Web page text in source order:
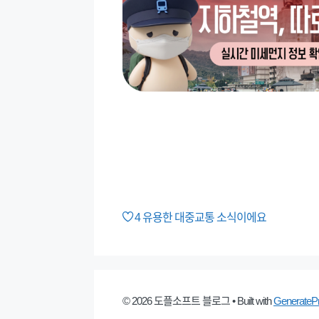
4유용한 대중교통 소식이에요
© 2026 도플소프트 블로그• Built with